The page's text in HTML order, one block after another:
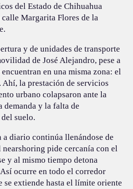
del Estado de Chihuahua
Margarita Flores de la
y de unidades de transporte
de José Alejandro, pese a
en una misma zona: el
la prestación de servicios
urbano colapsaron ante la
demanda y la falta de
suelo.
diario continúa llenándose de
pide cercanía con el
y al mismo tiempo detona
ocurre en todo el corredor
se extiende hasta el límite oriente